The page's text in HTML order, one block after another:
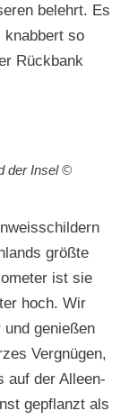
belehrt. Es
knab­bert so
Rück­bank
der Insel ©
größte
ist sie
hoch. Wir
genießen
Vergnü­gen,
auf der Alleen­
gepflanzt als